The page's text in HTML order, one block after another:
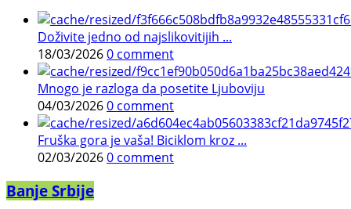
Doživite jedno od najslikovitijih ...
18/03/20260 comment
Mnogo je razloga da posetite Ljuboviju
04/03/20260 comment
Fruška gora je vaša! Biciklom kroz ...
02/03/20260 comment
Banje Srbije